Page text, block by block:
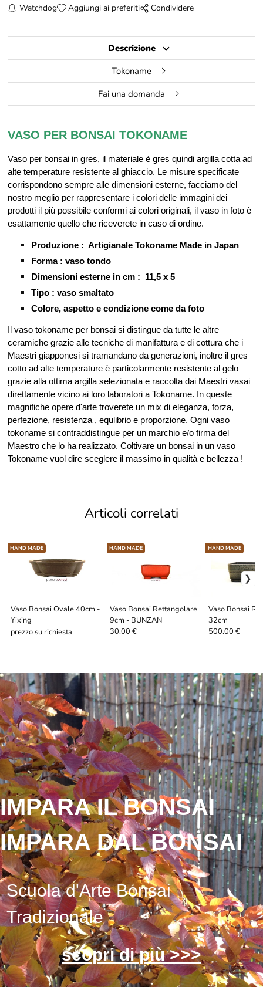
Watchdog Aggiungi ai preferiti Condividere
Descrizione
Tokoname
Fai una domanda
VASO PER BONSAI TOKONAME
Vaso per bonsai in gres, il materiale è gres quindi argilla cotta ad
alte temperature resistente al ghiaccio. Le misure specificate
corrispondono sempre alle dimensioni esterne, facciamo del
nostro meglio per rappresentare i colori delle immagini dei
prodotti il più possibile conformi ai colori originali, il vaso in foto è
esattamente quello che riceverete in caso di ordine.
Produzione : Artigianale Tokoname Made in Japan
Forma : vaso tondo
Dimensioni esterne in cm : 11,5 x 5
Tipo : vaso smaltato
Colore, aspetto e condizione come da foto
Il vaso tokoname per bonsai si distingue da tutte le altre
ceramiche grazie alle tecniche di manifattura e di cottura che i
Maestri giapponesi si tramandano da generazioni, inoltre il gres
cotto ad alte temperature è particolarmente resistente al gelo
grazie alla ottima argilla selezionata e raccolta dai Maestri vasai
direttamente vicino ai loro laboratori a Tokoname. In queste
magnifiche opere d'arte troverete un mix di eleganza, forza,
perfezione, resistenza , equlibrio e proporzione. Ogni vaso
tokoname si contraddistingue per un marchio e/o firma del
Maestro che lo ha realizzato. Coltivare un bonsai in un vaso
Tokoname vuol dire sceglere il massimo in qualità e bellezza !
Articoli correlati
Vaso Bonsai Ovale 40cm -
Yixing
HAND MADE
prezzo su richiesta
Vaso Bonsai Rettangolare
9cm - BUNZAN
HAND MADE
30.00 €
Vaso Bonsai
32cm
HAND MADE
500.00 €
IMPARA IL BONSAI
IMPARA DAL BONSAI
Scuola d'Arte Bonsai
Tradizionale
scopri di più >>>